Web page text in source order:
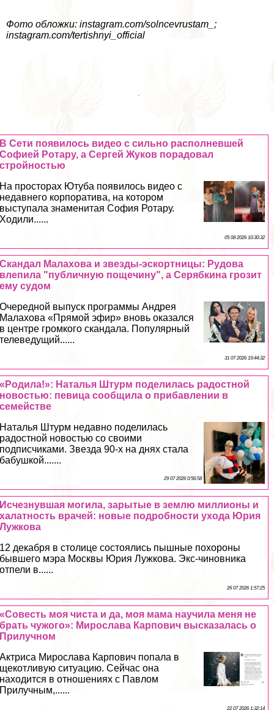
Фото обложки: instagram.com/solncevrustam_;
instagram.com/tertishnyi_official
В Сети появилось видео с сильно располневшей
Софией Ротару, а Сергeй Жуков порадовал
стройностью
На просторах Ютуба появилось видео с
недавнего корпоратива, на котором
выступала знаменитая София Ротару.
Ходили......
05 08 2026 10:30:32
Скандал Малахова и звезды-эскортницы: Рудова
влепила "публичную пощечину", а Серябкина грозит
ему судом
Очередной выпуск программы Андрея
Малахова «Прямой эфир» вновь оказался
в центре громкого скандала. Популярный
телеведущий......
31 07 2026 19:44:32
«Родила!»: Наталья Штурм поделилась радостной
новостью: певица сообщила о прибавлении в
семействе
Наталья Штурм недавно поделилась
радостной новостью со своими
подписчиками. Звезда 90-х на днях стала
бабушкой.......
29 07 2026 0:56:58
Исчезнувшая могила, зарытые в землю миллионы и
халатность врачей: новые подробности ухода Юрия
Лужкова
12 декабря в столице состоялись пышные похороны
бывшего мэра Москвы Юрия Лужкова. Экс-чиновника
отпели в......
26 07 2026 1:57:25
«Совесть моя чиста и да, моя мама научила меня не
брать чужого»: Мирослава Карпович высказалась о
Прилучном
Актриса Мирослава Карпович попала в
щекотливую ситуацию. Сейчас она
находится в отношениях с Павлом
Прилучным,......
22 07 2026 1:32:14